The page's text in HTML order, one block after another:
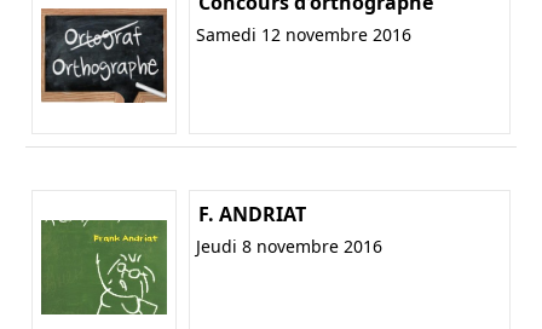
Samedi 12 novembre 2016
F. ANDRIAT
Jeudi 8 novembre 2016